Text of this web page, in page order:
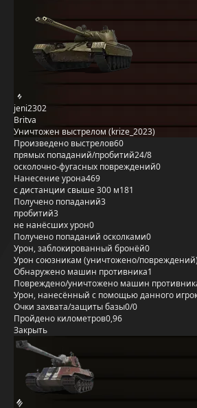
jeni2302
Britva
Уничтожен выстрелом (krize_2023)
Произведено выстрелов60
прямых попаданий/пробитий24/8
осколочно-фугасных повреждений0
Нанесение урона469
с дистанции свыше 300 м181
Получено попаданий3
пробитий3
не нанёсших урон0
Получено попаданий осколками0
Урон, заблокированный бронёй0
Урон союзникам (уничтожено/повреждений)
Обнаружено машин противника1
Повреждено/уничтожено машин
Урон, нанесённый с помощью данного
Очки захвата/защиты базы0/0
Пройдено километров0,96
Закрыть